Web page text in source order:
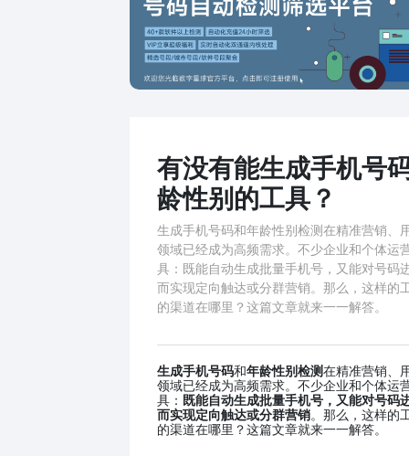
有没有能生成手机号
龄性别的工具？
生成手机号码和年龄性别检测在精准营销、
领域已经成为高频需求。不少企业和个体运
具：既能自动生成批量手机号，又能对号码
而实现定向触达或分群营销。那么，这样的
的渠道在哪里？这篇文章就来一一解答。
生成手机号码和年龄性别检测在精准营销、
领域已经成为高频需求。不少企业和个体运
具： 既能自动生成批量手机号，又能对号码
而实现定向触达或分群营销。那么，这样的
的渠道在哪里？这篇文章就来一一解答。